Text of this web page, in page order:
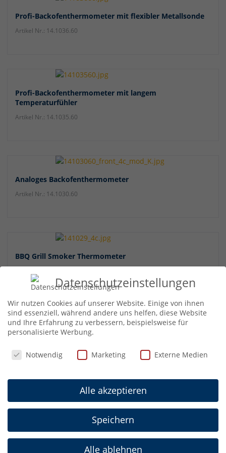
Profi-Backofenthermometer mit flexibler Metallsonde
Artikel Nr.: 14.1036.60
Profi-Backofenthermometer mit langem
Temperaturfühler
Artikel Nr.: 14.1035.60
Analoges Backofenthermometer
Artikel Nr.: 14.1030.60
BBQ Grill Smoker Thermometer
Analoges Bratenthermometer aus Edelstahl
Analoges Backofenthermometer aus Metall
Datenschutzeinstellungen
Wir nutzen Cookies auf unserer Website. Einige von ihnen
sind essenziell, während andere uns helfen, diese Website
und Ihre Erfahrung zu verbessern, beispielsweise für
personalisierte Werbung.
Datenschutzeinstellungen
Notwendig Marketing Externe Medien
Alle akzeptieren
Speichern
Alle ablehnen